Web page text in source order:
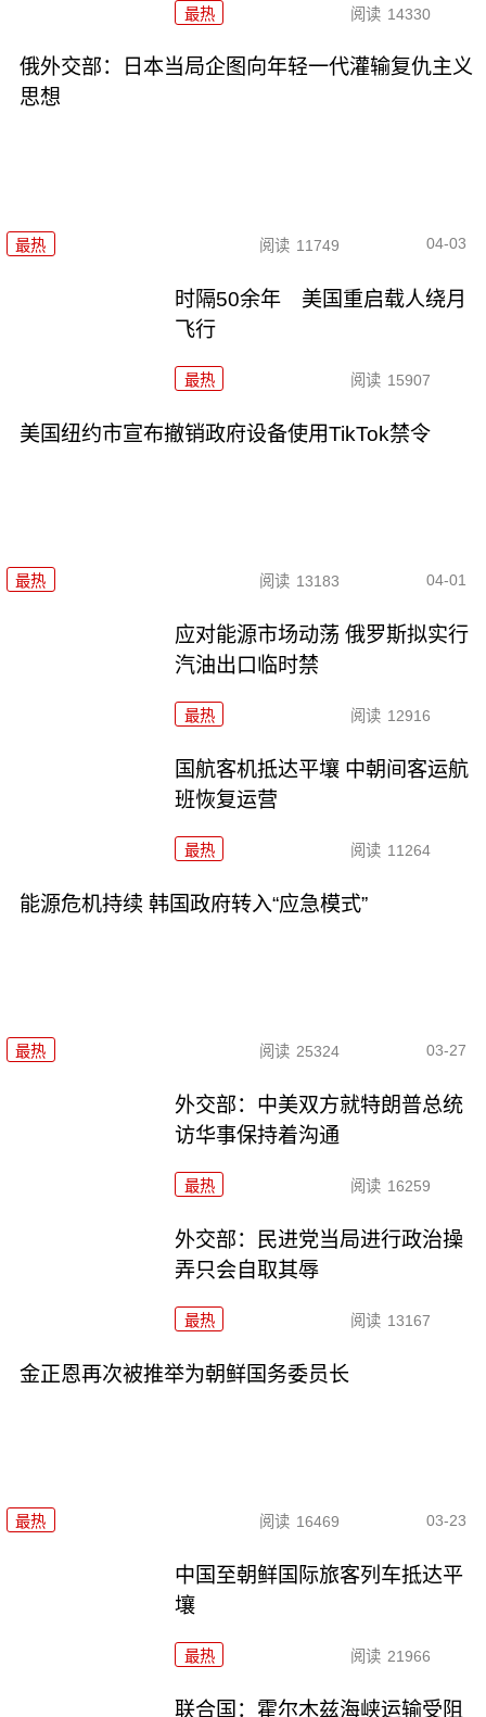
最热 阅读 14330
俄外交部：日本当局企图向年轻一代灌输复仇主义
思想
最热 阅读 11749 04-03
时隔50余年 美国重启载人绕月
飞行
最热 阅读 15907
美国纽约市宣布撤销政府设备使用TikTok禁令
最热 阅读 13183 04-01
应对能源市场动荡 俄罗斯拟实行
汽油出口临时禁
最热 阅读 12916
国航客机抵达平壤 中朝间客运航
班恢复运营
最热 阅读 11264
能源危机持续 韩国政府转入“应急模式”
最热 阅读 25324 03-27
外交部：中美双方就特朗普总统
访华事保持着沟通
最热 阅读 16259
外交部：民进党当局进行政治操
弄只会自取其辱
最热 阅读 13167
金正恩再次被推举为朝鲜国务委员长
最热 阅读 16469 03-23
中国至朝鲜国际旅客列车抵达平
壤
最热 阅读 21966
联合国：霍尔木兹海峡运输受阻